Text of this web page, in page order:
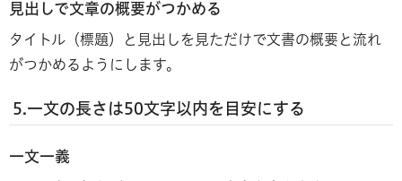
見出しで文章の概要がつかめる
タイトル（標題）と見出しを見ただけで文書の概要と流れ
がつかめるようにします。
5.一文の長さは50文字以内を目安にする
一文一義